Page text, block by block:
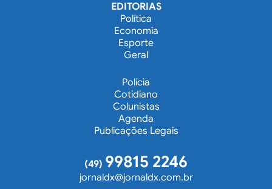
EDITORIAS
Política
Economia
Esporte
Geral
Polícia
Cotidiano
Colunistas
Agenda
Publicações Legais
(49) 99815 2246
jornaldx@jornaldx.com.br